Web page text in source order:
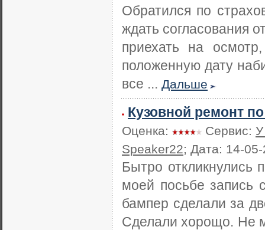
Обратился по
ждать согласования
приехать на
положенную дату
все ... Дальше
Кузовной ремонт
Оценка: Сервис:
Speaker22; Дата: 14-
Бытро откликнулись
моей посьбе запись
бампер сделали за
Сделали хорощо. Не